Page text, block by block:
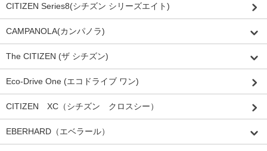
CITIZEN Series8(シチズン シリーズエイト)
CAMPANOLA(カンパノラ)
The CITIZEN (ザ シチズン)
Eco-Drive One (エコドライブ ワン)
CITIZEN XC（シチズン クロスシー）
EBERHARD（エベラール）